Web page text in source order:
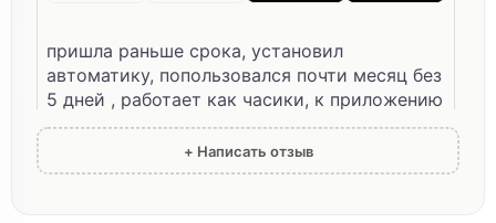
пришла раньше срока, установил
автоматику, попользовался почти месяц без
5 дней , работает как часики, к приложению
и Алисе подключилось сразу без проблем,
пульт ловит за квартал а может и дальше не
было надобности проверять , теперь
+ Написать отзыв